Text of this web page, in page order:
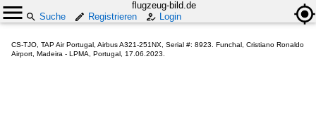
flugzeug-bild.de
Suche
Registrieren Login
CS-TJO, TAP Air Portugal, Airbus A321-251NX, Serial #: 8923. Funchal, Cristiano Ronaldo
Airport, Madeira - LPMA, Portugal, 17.06.2023.